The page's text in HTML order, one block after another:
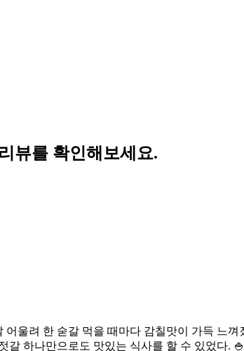
뷰를 확인해보세요.
울려 한 숟갈 먹을 때마다 감칠맛이 가득 느
갈 하나만으로도 맛있는 식사를 할 수 있었다.